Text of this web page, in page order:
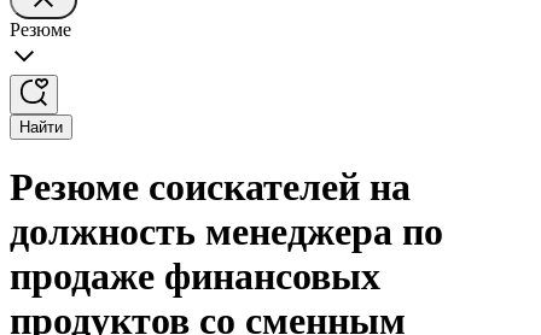
Резюме
Найти
Резюме соискателей на
должность менеджера по
продаже финансовых
продуктов со сменным